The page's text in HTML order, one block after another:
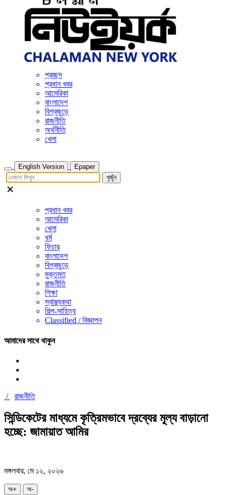
প্রচ্ছদ
প্রধান খবর
আমেরিকা
বাংলাদেশ
বিশ্বজুড়ে
রাজনীতি
অর্থনীতি
খেলা
English Version
Epaper
খুজুঁন
প্রধান খবর
আমেরিকা
খেলা
ধর্ম
ফিচার
বাংলাদেশ
বিশ্বজুড়ে
মুক্তমত
রাজনীতি
শিক্ষা
স্বাস্থ্যকথা
শিল্প-সাহিত্য
Classified / বিজ্ঞাপন
আমাদের সাথে থাকুন
/ রাজনীতি
সিন্ডিকেটের মাধ্যমে কৃত্রিমভাবে দ্রব্যের মূল্য বাড়ানো
হচ্ছে: জামায়াত আমির
মঙ্গলবার, মে ১২, ২০২৬
অ+ অ-